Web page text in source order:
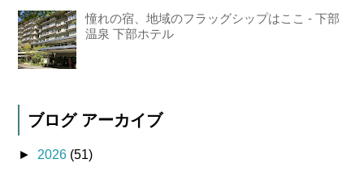
憧れの宿、地域のフラッグシップはここ - 下部
温泉 下部ホテル
ブログ アーカイブ
► 2026 (51)